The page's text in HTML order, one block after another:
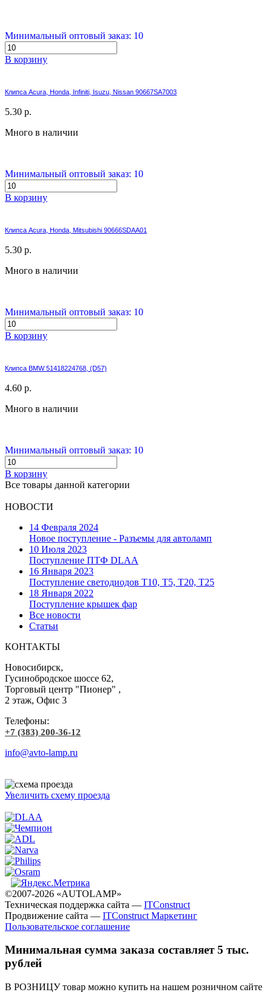
Минимальный оптовый заказ: 10
В корзину
Клипса Acura, Honda, Infiniti, Isuzu, Nissan 90667SA7003
5.30 р.
Много в наличии
Минимальный оптовый заказ: 10
В корзину
Клипса Acura, Honda, Mitsubishi 90666SDAA01
5.30 р.
Много в наличии
Минимальный оптовый заказ: 10
В корзину
Клипса BMW 51418224768, (D57)
4.60 р.
Много в наличии
Минимальный оптовый заказ: 10
В корзину
Все товары данной категории
НОВОСТИ
14 Февраля 2024
Новое поступление - Разъемы для автоламп
10 Июля 2023
Поступление ПТФ DLAA
16 Января 2023
Поступление светодиодов T10, T5, T20, T25
18 Января 2022
Поступление крышек фар
Все новости
Статьи
КОНТАКТЫ
Новосибирск,
Гусинобродское шоссе 62,
Торговый центр "Пионер" ,
2 этаж, Офис 3
Телефоны:
+7 (383) 200-36-12
info@avto-lamp.ru
Увеличить схему проезда
©2007-2026 «AUTOLAMP»
Техническая поддержка сайта — ITConstruct
Продвижение сайта — ITConstruct Маркетинг
Пользовательское соглашение
Минимальная сумма заказа составляет 5 тыс.
рублей
В РОЗНИЦУ товар можно купить на нашем розничном сайте